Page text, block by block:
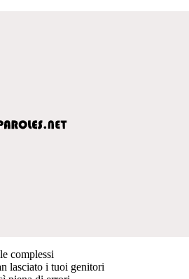
complessi
lasciato i tuoi genitori